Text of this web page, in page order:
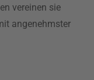
vereinen sie
angenehmster